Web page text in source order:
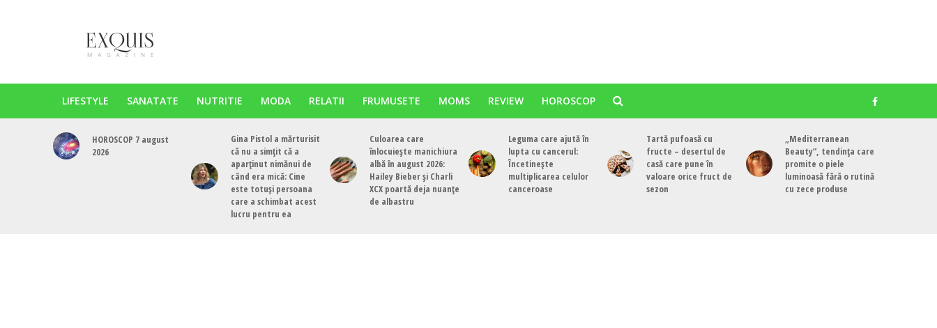
LIFESTYLE SANATATE NUTRITIE MODA RELATII FRUMUSETE MOMS REVIEW HOROSCOP
HOROSCOP 7 august
2026
Gina Pistol a mărturisit
că nu a simțit că a
aparținut nimănui de
când era mică: Cine
este totuși persoana
care a schimbat acest
lucru pentru ea
Culoarea care
înlocuiește manichiura
albă în august 2026:
Hailey Bieber și Charli
XCX poartă deja nuanțe
de albastru
Leguma care ajută în
lupta cu cancerul:
Încetinește
multiplicarea celulor
canceroase
Tartă pufoasă cu
fructe – desertul de
casă care pune în
valoare orice fruct de
sezon
„Mediterranean
Beauty”, tendința care
promite o piele
luminoasă fără o rutină
cu zece produse